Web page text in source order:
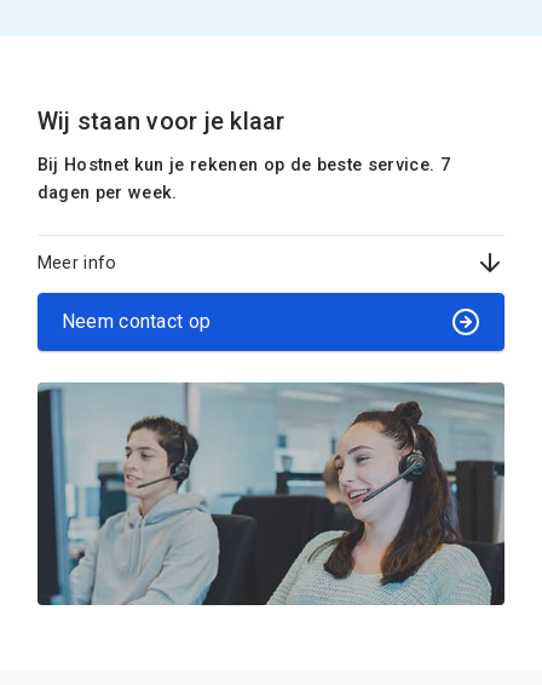
Wij staan voor je klaar
Bij Hostnet kun je rekenen op de beste service. 7
dagen per week.
Meer info
Neem contact op